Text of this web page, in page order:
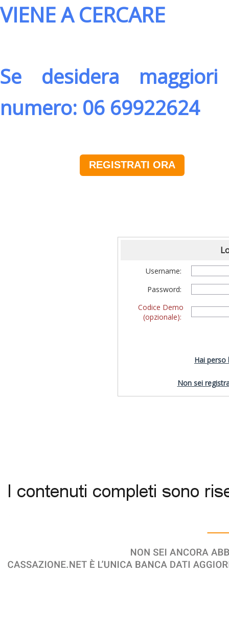
VIENE A CERCARE
Se desidera
numero: 06 69922624
REGISTRATI ORA
Username:
Password:
Codice Demo
(opzionale):
Hai perso
Non sei